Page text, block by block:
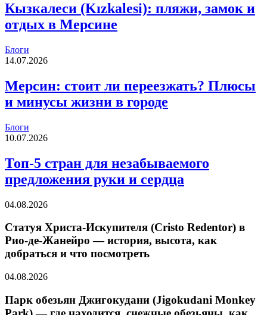
Кызкалеси (Kızkalesi): пляжи, замок и
отдых в Мерсине
Блоги
14.07.2026
Мерсин: стоит ли переезжать? Плюсы
и минусы жизни в городе
Блоги
10.07.2026
Топ-5 стран для незабываемого
предложения руки и сердца
04.08.2026
Статуя Христа-Искупителя (Cristo Redentor) в
Рио-де-Жанейро — история, высота, как
добраться и что посмотреть
04.08.2026
Парк обезьян Джигокудани (Jigokudani Monkey